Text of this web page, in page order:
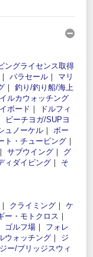
ングライセンス取得
｜ パラセール ｜ マリ
｜ 釣り/釣り船/海上
イルカウォッチング
ボード ｜
ドルフィ
ビーチヨガ/SUPヨ
ュノーケル ｜ ボー
ト・チュービング ｜
｜ サブウイング ｜ グ
ィダイビング ｜ そ
｜ クライミング ｜ ケ
ー・モトクロス ｜
ゴルフ場 ｜ フォレ
ウォッチング ｜ ジ
ー/ブリッジスウィ